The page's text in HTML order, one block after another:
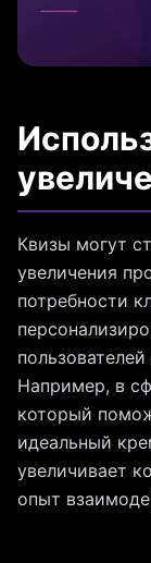
Квизы могут
увеличения
потребности
Например, в
который
идеальный
увеличивает
опыт